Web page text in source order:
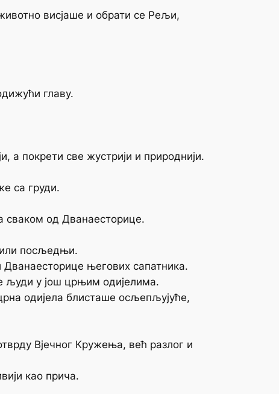
висјаше и обрати се Рељи,
главу.
а покрети све жустрији и природнији.
са груди.
сваком од Дванаесторице.
посљедњи.
његових сапатника.
људи у још црњим одијелима.
одијела блисташе осљепљујуће,
Вјечног Кружења, већ разлог и
као прича.